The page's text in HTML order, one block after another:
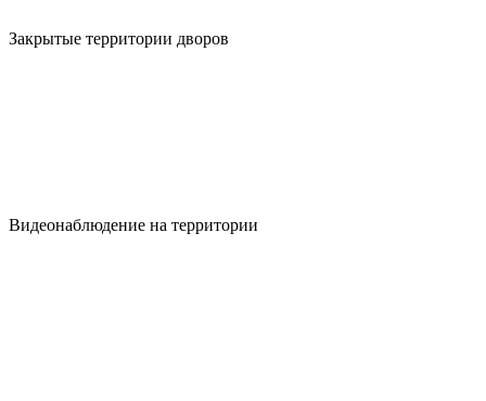
Закрытые территории дворов
Видеонаблюдение на территории